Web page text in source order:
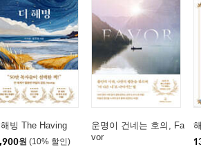
빙 The Having
원 (10% 할인)
운명이 건네는 호의, Fa
vor